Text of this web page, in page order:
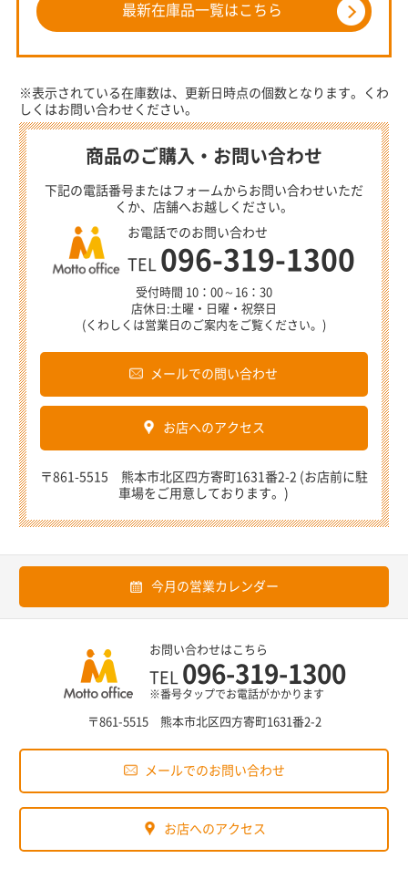
最新在庫品一覧はこちら
※表示されている在庫数は、更新日時点の個数となります。くわ
しくはお問い合わせください。
商品のご購入・お問い合わせ
下記の電話番号またはフォームからお問い合わせいただ
くか、店舗へお越しください。
お電話でのお問い合わせ
TEL 096-319-1300
受付時間 10：00～16：30
店休日:土曜・日曜・祝祭日
(くわしくは営業日のご案内をご覧ください。)
メールでの問い合わせ
お店へのアクセス
〒861-5515 熊本市北区四方寄町1631番2-2 (お店前に駐
車場をご用意しております。)
今月の営業カレンダー
お問い合わせはこちら
TEL 096-319-1300
※番号タップでお電話がかかります
〒861-5515 熊本市北区四方寄町1631番2-2
メールでのお問い合わせ
お店へのアクセス